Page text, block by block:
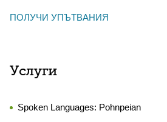
ПОЛУЧИ УПЪТВАНИЯ
Услуги
Spoken Languages: Pohnpeian